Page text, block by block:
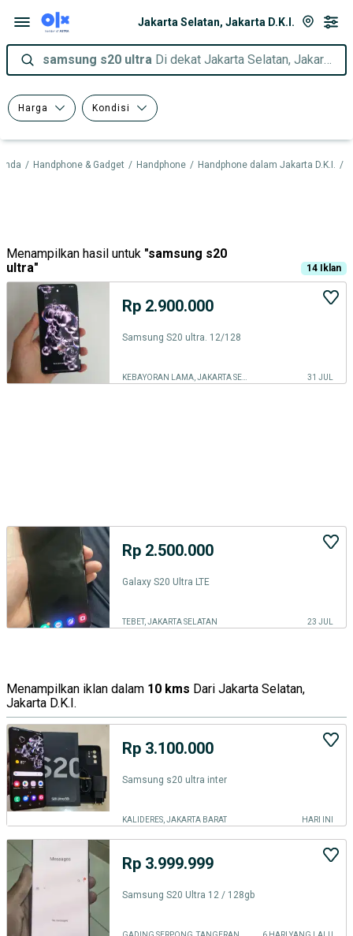
Jakarta Selatan, Jakarta D.K.I.
samsung s20 ultra Di dekat Jakarta Selatan, Jakarta D.K.I.
Harga Kondisi
/ Handphone & Gadget / Handphone / Handphone dalam Jakarta D.K.I. /
Menampilkan hasil untuk "samsung s20
ultra" 14 Iklan
Rp 2.900.000
Samsung S20 ultra. 12/128
31 JUL
Rp 2.500.000
Galaxy S20 Ultra LTE
TEBET, JAKARTA SELATAN 23 JUL
Menampilkan iklan dalam 10 kms Dari Jakarta Selatan,
Jakarta D.K.I.
Rp 3.100.000
Samsung s20 ultra inter
KALIDERES, JAKARTA BARAT HARI INI
Rp 3.999.999
Samsung S20 Ultra 12 / 128gb